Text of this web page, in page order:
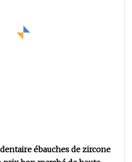
ébauches de zircone